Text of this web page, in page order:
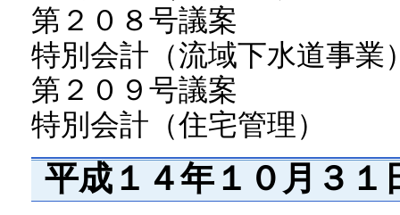
第２０８号議案
特別会計（流域下水道事業
第２０９号議案
特別会計（住宅管理）
平成１４年１０月３１